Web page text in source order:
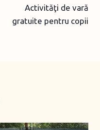
Activităţi de vară
gratuite pentru copii